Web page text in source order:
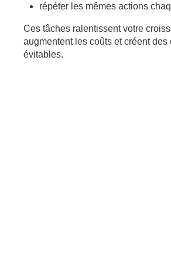
répéter les mêmes actions
Ces tâches ralentissent votre
augmentent les coûts et créent des
évitables.